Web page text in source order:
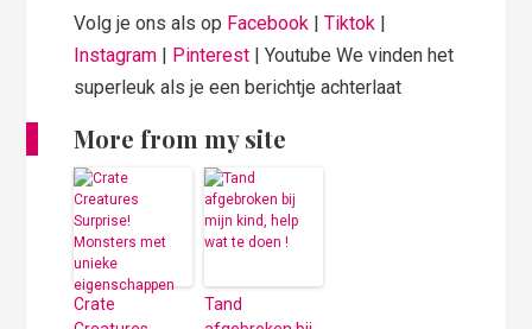
Volg je ons als op Facebook |Tiktok |
Instagram | Pinterest | Youtube We vinden het
superleuk als je een berichtje achterlaat
More from my site
Crate
Tand